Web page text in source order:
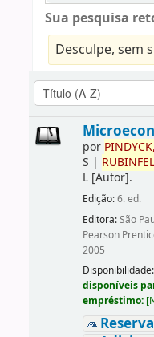
Sua pesquisa
Desculpe, sem
por PINDYCK,
S |
L[Autor].
Edição:6. ed.
Editora:São
Pearson
2005
Disponibilidade:
disponíveis
empréstimo: [